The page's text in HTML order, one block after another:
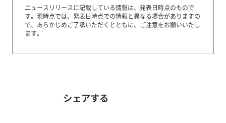
ニュースリリースに記載している情報は、発表日時点のもので
す。 現時点では、発表日時点での情報と異なる場合がありますの
で、あらかじめご了承いただくとともに、ご注意をお願いいたし
ます。
シェアする